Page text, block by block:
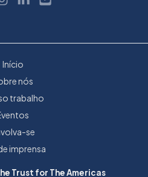
Início
nós
trabalho
se
imprensa
Trust for The Americas